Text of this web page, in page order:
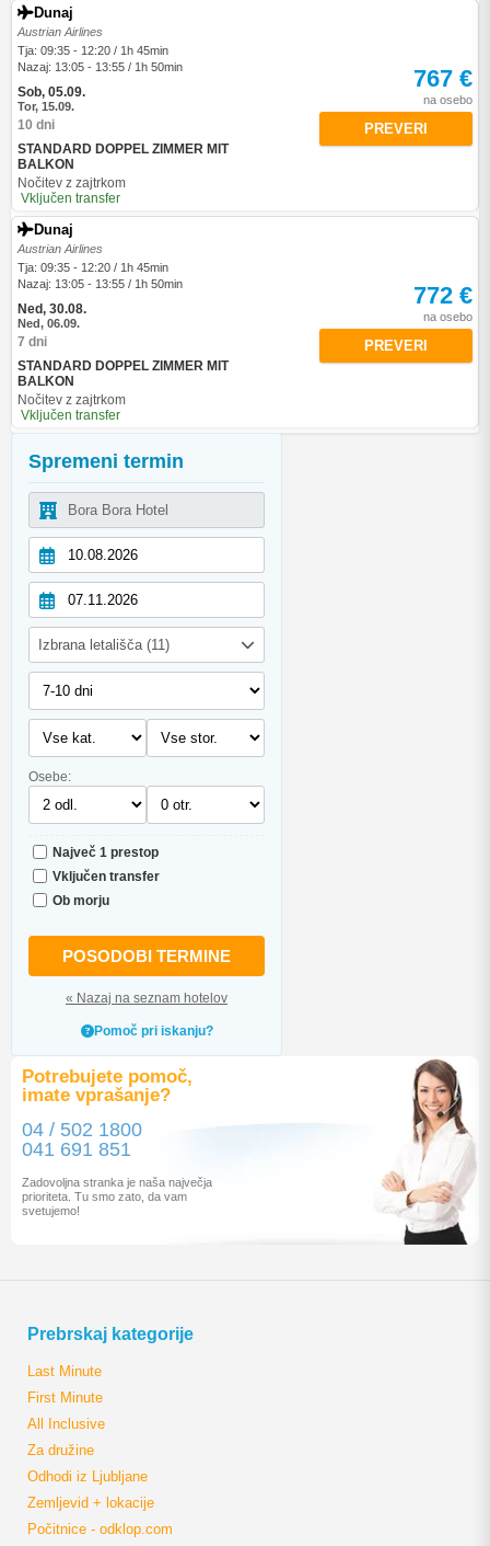
Spremeni termin
Izbrana letališča (11)
Osebe:
Največ 1 prestop
Vključen transfer
Ob morju
POSODOBI TERMINE
« Nazaj na seznam hotelov
Pomoč pri iskanju?
Potrebujete pomoč,
imate vprašanje?
04 / 502 1800
041 691 851
Zadovoljna stranka je naša največja
prioriteta. Tu smo zato, da vam
svetujemo!
Dunaj
Austrian Airlines
Tja: 09:35 - 12:20 / 1h 45min
Nazaj: 13:05 - 13:55 / 1h 50min
Sob, 05.09.
Tor, 15.09.
10 dni
STANDARD DOPPEL ZIMMER MIT
BALKON
Nočitev z zajtrkom
Vključen transfer
767 €
na osebo
PREVERI
Dunaj
Austrian Airlines
Tja: 09:35 - 12:20 / 1h 45min
Nazaj: 13:05 - 13:55 / 1h 50min
Ned, 30.08.
Ned, 06.09.
7 dni
STANDARD DOPPEL ZIMMER MIT
BALKON
Nočitev z zajtrkom
Vključen transfer
772 €
na osebo
PREVERI
Prebrskaj kategorije
Last Minute
First Minute
All Inclusive
Za družine
Odhodi iz Ljubljane
Zemljevid + lokacije
Počitnice - odklop.com